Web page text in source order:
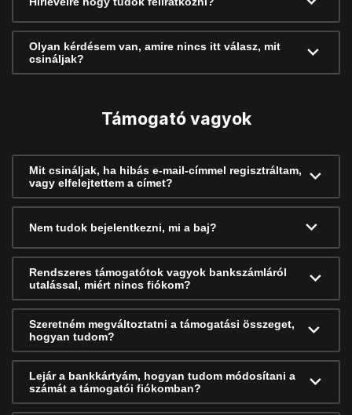
Olyan kérdésem van, amire nincs itt válasz, mit
csináljak?
Támogató vagyok
Mit csináljak, ha hibás e-mail-címmel regisztráltam,
vagy elfelejtettem a címet?
Nem tudok bejelentkezni, mi a baj?
Rendszeres támogatótok vagyok bankszámláról
utalással, miért nincs fiókom?
Szeretném megváltoztatni a támogatási összeget,
hogyan tudom?
Lejár a bankkártyám, hogyan tudom módosítani a
számát a támogatói fiókomban?